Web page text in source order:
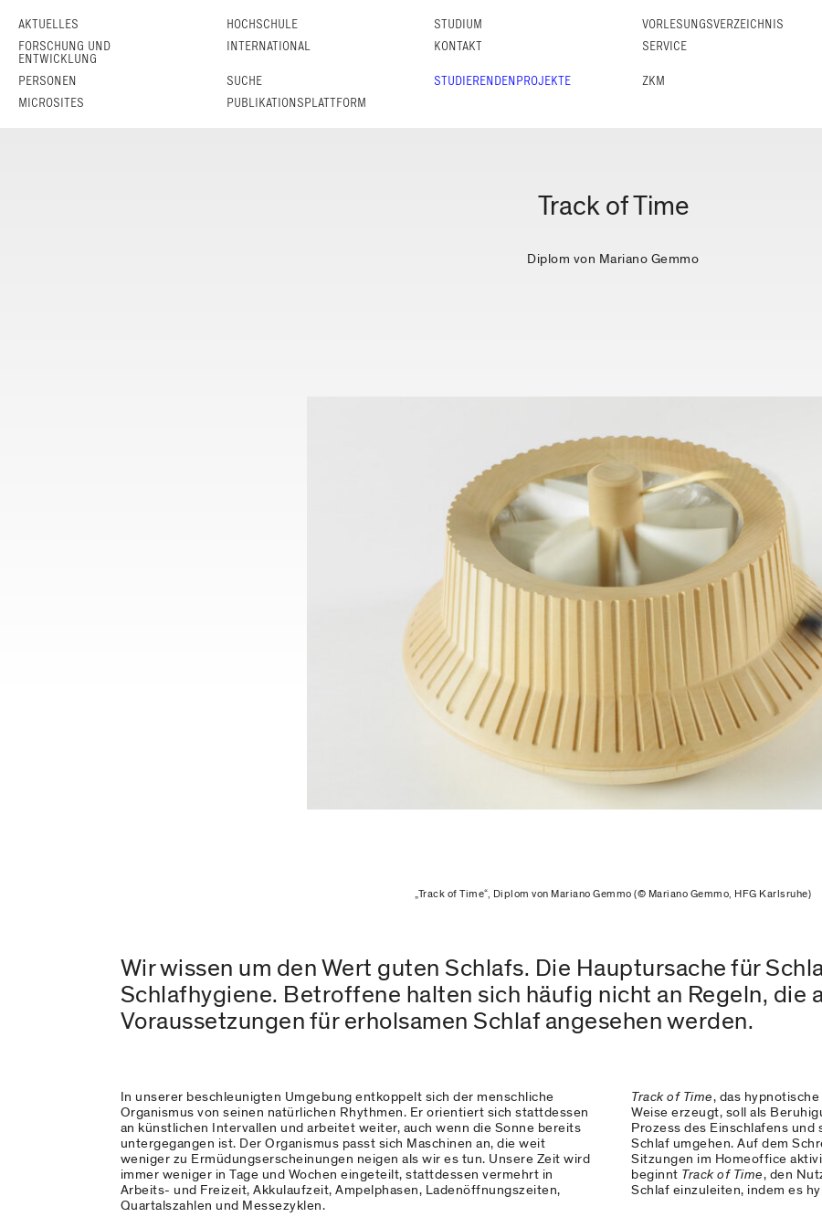
AKTUELLES HOCHSCHULE STUDIUM
VORLESUNGS­VERZEICHNIS
FORSCHUNG UND
ENTWICKLUNG
INTERNATIONAL KONTAKT SERVICE
PERSONEN SUCHE STUDIERENDENPROJEKTE
ZKM
MICROSITES
PUBLIKATIONSPLATTFORM
Track of Time
Diplom von Mariano Gemmo
„Track of Time“, Diplom von Mariano Gemmo (© Mariano Gemmo, HFG Karlsruhe)
Wir wissen um den Wert guten Schlafs. Die Hauptursache für
Schlafhygiene. Betroffene halten sich häufig nicht an Regeln, die
Voraussetzungen für erholsamen Schlaf angesehen werden.
In unserer beschleunigten Umgebung entkoppelt sich der menschliche
Organismus von seinen natürlichen Rhythmen. Er orientiert sich stattdessen
an künstlichen Intervallen und arbeitet weiter, auch wenn die Sonne bereits
untergegangen ist. Der Organismus passt sich Maschinen an, die weit
weniger zu Ermüdungserscheinungen neigen als wir es tun. Unsere Zeit wird
immer weniger in Tage und Wochen eingeteilt, stattdessen vermehrt in
Arbeits- und Freizeit, Akkulaufzeit, Ampelphasen, Ladenöffnungszeiten,
Quartalszahlen und Messezyklen.
Track of Time, das
Weise erzeugt, soll als
Prozess des Einschlafens
Schlaf umgehen. Auf dem
Sitzungen im Homeoffice
beginnt Track of Time, den
Schlaf einzuleiten, indem es